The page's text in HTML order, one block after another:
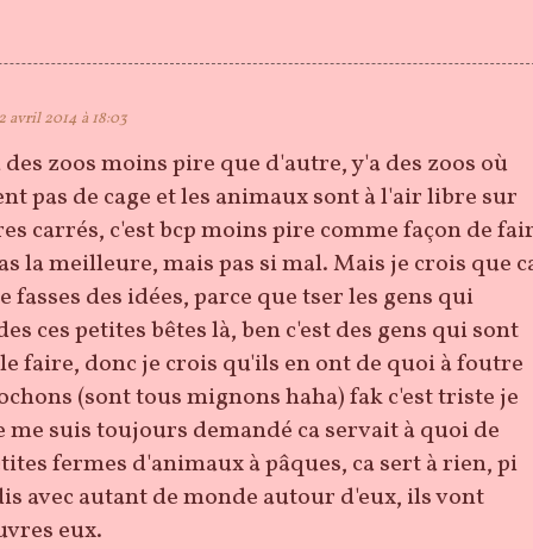
avril 2014 à 18:03
des zoos moins pire que d'autre, y'a des zoos où
pas de cage et les animaux sont à l'air libre sur
carrés, c'est bcp moins pire comme façon de
la meilleure, mais pas si mal. Mais je crois que
fasses des idées, parce que tser les gens qui
ces petites bêtes là, ben c'est des gens qui sont
faire, donc je crois qu'ils en ont de quoi à foutre
(sont tous mignons haha) fak c'est triste je
me suis toujours demandé ca servait à quoi de
fermes d'animaux à pâques, ca sert à rien, pi
avec autant de monde autour d'eux, ils vont
eux.